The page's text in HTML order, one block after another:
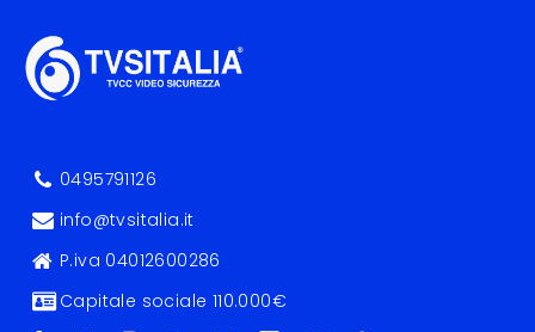
0495791126
info@tvsitalia.it
P.iva 04012600286
Capitale sociale 110.000€